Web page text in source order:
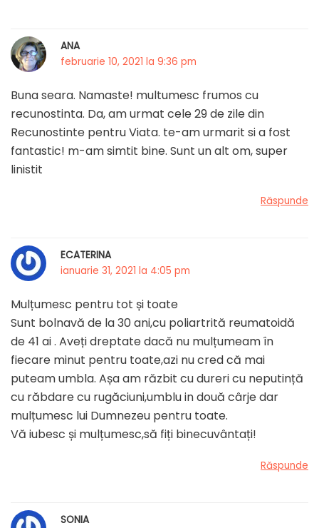
ANA
februarie 10, 2021 la 9:36 pm
Buna seara. Namaste! multumesc frumos cu
recunostinta. Da, am urmat cele 29 de zile din
Recunostinte pentru Viata. te-am urmarit si a fost
fantastic! m-am simtit bine. Sunt un alt om, super
linistit
Răspunde
ECATERINA
ianuarie 31, 2021 la 4:05 pm
Mulțumesc pentru tot și toate
Sunt bolnavă de la 30 ani,cu poliartrită reumatoidă
de 41 ai . Aveți dreptate dacă nu mulțumeam în
fiecare minut pentru toate,azi nu cred că mai
puteam umbla. Așa am răzbit cu dureri cu neputință
cu răbdare cu rugăciuni,umblu in două cârje dar
mulțumesc lui Dumnezeu pentru toate.
Vă iubesc și mulțumesc,să fiți binecuvântați!
Răspunde
SONIA